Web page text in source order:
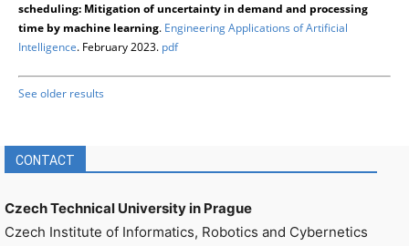
scheduling: Mitigation of uncertainty in demand and processing
time by machine learning. Engineering Applications of Artificial
Intelligence. February 2023. pdf
See older results
CONTACT
Czech Technical University in Prague
Czech Institute of Informatics, Robotics and Cybernetics